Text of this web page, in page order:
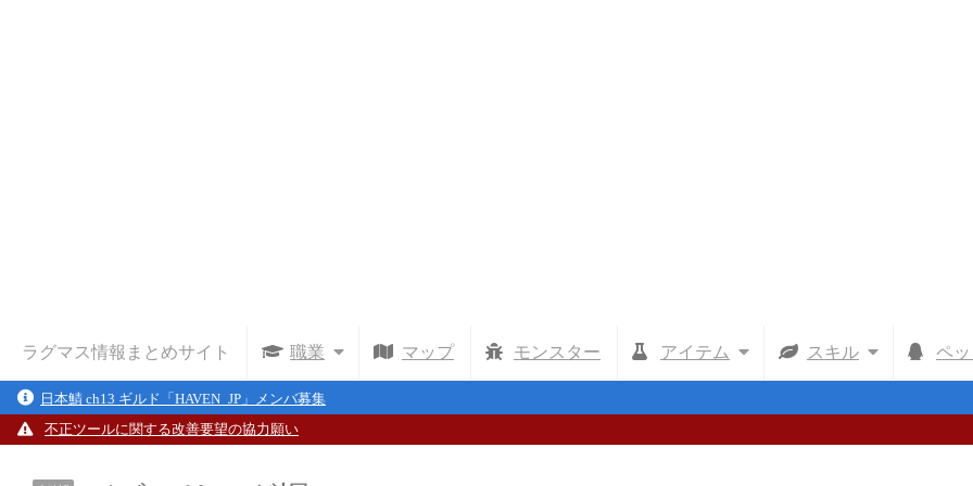
ラグマス情報まとめサイト 職業 マップ モンスター アイテム スキル ペッ
日本鯖 ch13 ギルド「HAVEN_JP」メンバ募集
不正ツールに関する改善要望の協力願い